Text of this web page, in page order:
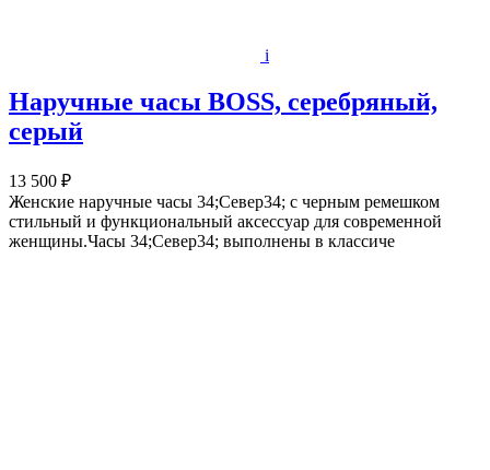
i
Наручные часы BOSS, серебряный,
серый
13 500 ₽
Женские наручные часы 34;Север34; с черным ремешком
стильный и функциональный аксессуар для современной
женщины.Часы 34;Север34; выполнены в классиче